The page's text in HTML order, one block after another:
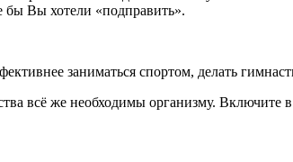
бы Вы хотели «подправить».
заниматься спортом, делать
всё же необходимы организму. Включите